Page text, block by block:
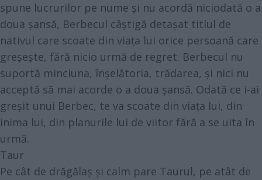
spune lucrurilor pe nume și nu acordă niciodată o a
doua șansă, Berbecul câștigă detașat titlul de
nativul care scoate din viața lui orice persoană care
greșește, fără nicio urmă de regret. Berbecul nu
suportă minciuna, înșelătoria, trădarea, și nici nu
acceptă să mai acorde o a doua șansă. Odată ce i-ai
greșit unui Berbec, te va scoate din viața lui, din
inima lui, din planurile lui de viitor fără a se uita în
urmă.
Taur
Pe cât de drăgălaș și calm pare Taurul, pe atât de